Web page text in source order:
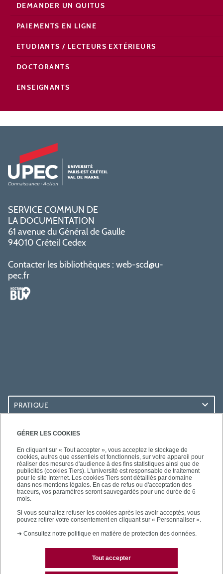
GÉRER LES COOKIES
En cliquant sur « Tout accepter », vous acceptez le stockage de
cookies, autres que essentiels et fonctionnels, sur votre appareil pour
réaliser des mesures d'audience à des fins statistiques ainsi que de
publicités (cookies Tiers). L'université est responsable de traitement
pour le site Internet. Les cookies Tiers sont détaillés par domaine
dans nos mentions légales. En cas de refus ou d'acceptation des
traceurs, vos paramètres seront sauvegardés pour une durée de 6
mois.
Si vous souhaitez refuser les cookies après les avoir acceptés, vous
pouvez retirer votre consentement en cliquant sur « Personnaliser ».
➜ Consultez notre politique en matière de protection des données.
Tout accepter
DEMANDER UN QUITUS
PAIEMENTS EN LIGNE
ETUDIANTS / LECTEURS EXTÉRIEURS
DOCTORANTS
ENSEIGNANTS
SERVICE COMMUN DE
LA DOCUMENTATION
61 avenue du Général de Gaulle
94010 Créteil Cedex
Contacter les bibliothèques : web-scd@u-
pec.fr
PRATIQUE
ACCÈS RAPIDES
LES BU SUR...
Mentions légales